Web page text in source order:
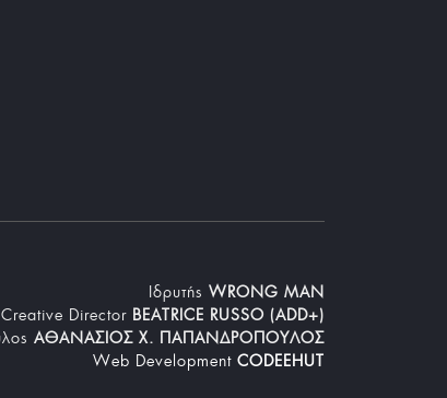
Iδρυτής WRONG MAN
Creative Director BEATRICE RUSSO (ADD+)
ΑΘΑΝΑΣΙΟΣ Χ. ΠΑΠΑΝΔΡΟΠΟΥΛΟΣ
Web Development CODEEHUT